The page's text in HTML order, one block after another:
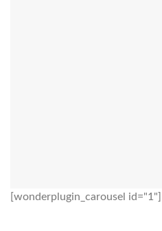
[wonderplugin_carousel id="1"]